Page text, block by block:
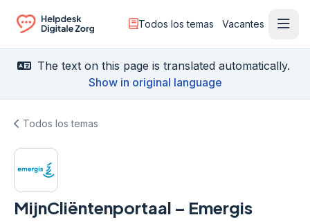
Ga naar de homepagina
Todos los temas Vacantes
The text on this page is translated automatically.
Show in original language
Todos los temas
MijnCliëntenportaal – Emergis